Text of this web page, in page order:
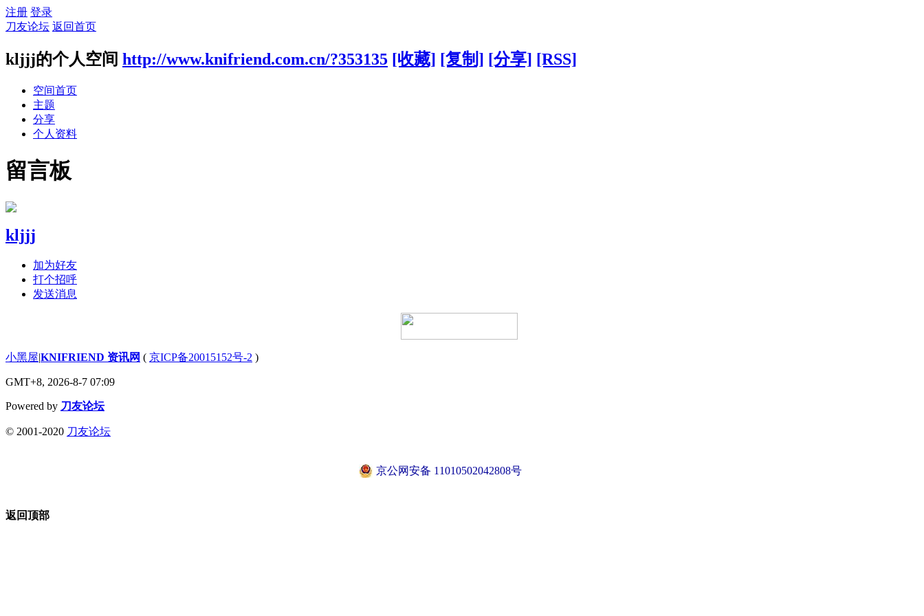
注册 登录
刀友论坛 返回首页
kljjj的个人空间 http://www.knifriend.com.cn/?353135 [收藏] [复制] [分享] [RSS]
空间首页
主题
分享
个人资料
留言板
kljjj
加为好友
打个招呼
发送消息
小黑屋|KNIFRIEND 资讯网 ( 京ICP备20015152号-2 )
GMT+8, 2026-8-7 07:09
Powered by 刀友论坛
© 2001-2020 刀友论坛
京公网安备 11010502042808号
返回顶部